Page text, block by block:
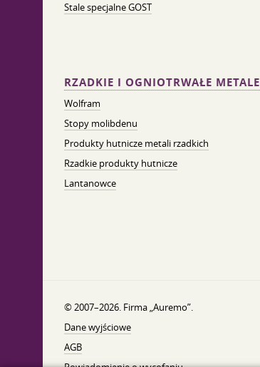
Stale specjalne GOST
RZADKIE I OGNIOTRWAŁE METALE
Wolfram
Stopy molibdenu
Produkty hutnicze metali rzadkich
Rzadkie produkty hutnicze
Lantanowce
© 2007–2026. Firma „Auremo”.
Dane wyjściowe
AGB